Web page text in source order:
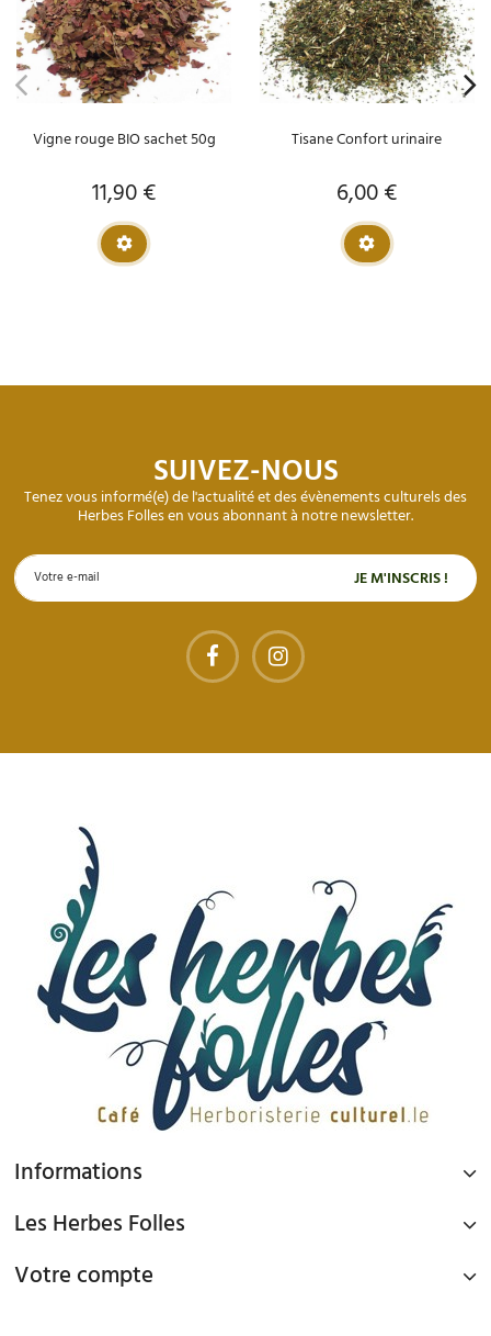
Vigne rouge BIO sachet 50g
Prix
11,90 €
Tisane Confort urinaire
Prix
6,00 €
SUIVEZ-NOUS
Tenez vous informé(e) de l'actualité et des évènements culturels des
Herbes Folles en vous abonnant à notre newsletter.
Informations
Les Herbes Folles
Votre compte